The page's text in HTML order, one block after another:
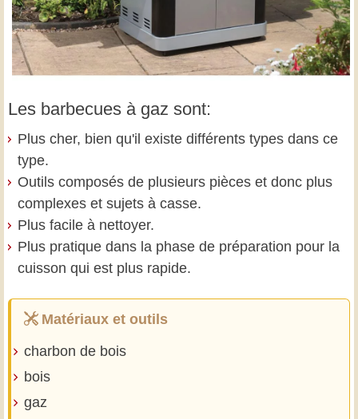
Les barbecues à gaz sont:
Plus cher, bien qu'il existe différents types dans ce
type.
Outils composés de plusieurs pièces et donc plus
complexes et sujets à casse.
Plus facile à nettoyer.
Plus pratique dans la phase de préparation pour la
cuisson qui est plus rapide.
Matériaux et outils
charbon de bois
bois
gaz